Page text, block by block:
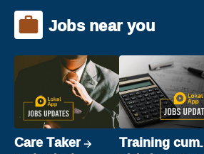
Jobs near you
Care Taker Training cum